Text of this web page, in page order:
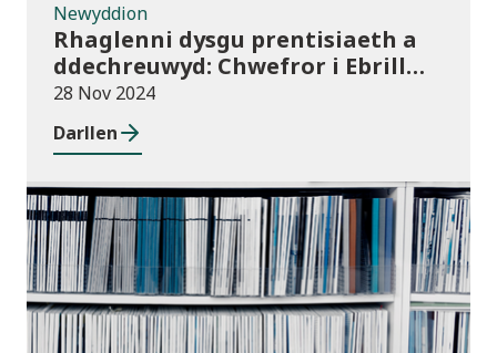
Newyddion
Rhaglenni dysgu prentisiaeth a
ddechreuwyd: Chwefror i Ebrill
2024 (dros dro)
28 Nov 2024
Darllen